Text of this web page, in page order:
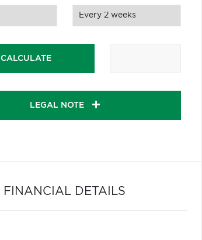
CALCULATE
LEGAL NOTE
FINANCIAL DETAILS